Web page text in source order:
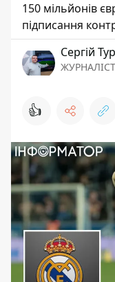
150 мільйонів
підписання
Сергій
ЖУРНАЛІСТ
👍